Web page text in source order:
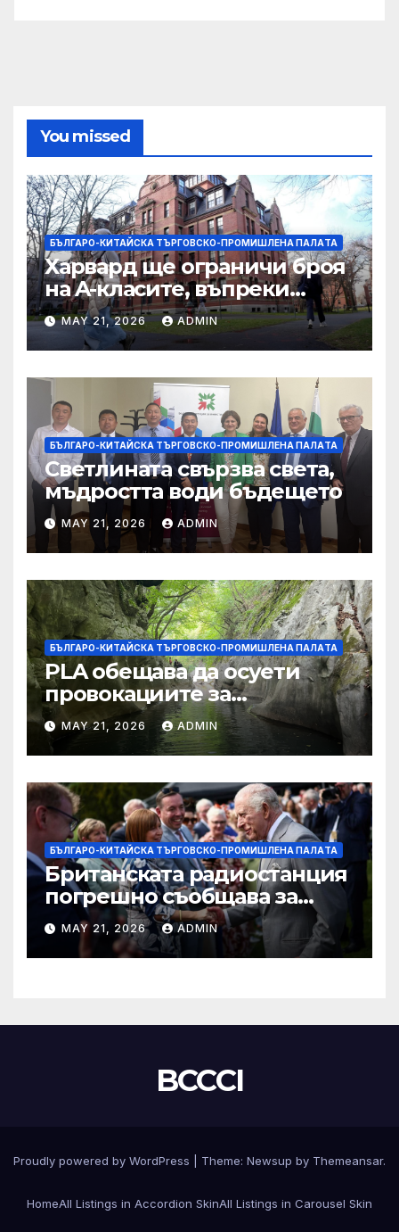
You missed
БЪЛГАРО-КИТАЙСКА ТЪРГОВСКО-ПРОМИШЛЕНА ПАЛAТА
Харвард ще ограничи броя
на A-класите, въпреки
силната съпротива на
студентите
MAY 21, 2026 ADMIN
БЪЛГАРО-КИТАЙСКА ТЪРГОВСКО-ПРОМИШЛЕНА ПАЛAТА
Светлината свързва света,
мъдростта води бъдещето
MAY 21, 2026 ADMIN
БЪЛГАРО-КИТАЙСКА ТЪРГОВСКО-ПРОМИШЛЕНА ПАЛAТА
PLA обещава да осуети
провокациите за
„независимост на Тайван“.
MAY 21, 2026 ADMIN
БЪЛГАРО-КИТАЙСКА ТЪРГОВСКО-ПРОМИШЛЕНА ПАЛAТА
Британската радиостанция
погрешно съобщава за
смъртта на крал Чарлз
MAY 21, 2026 ADMIN
BCCCI
Proudly powered by WordPress Theme: Newsup by Themeansar.
HomeAll Listings in Accordion SkinAll Listings in Carousel Skin